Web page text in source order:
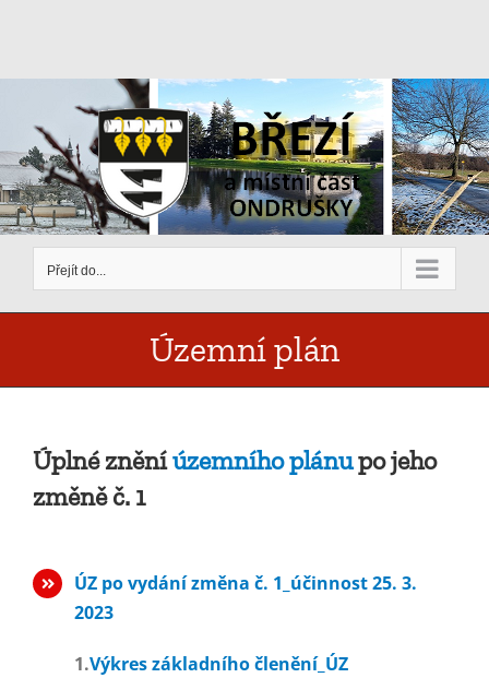
obsah
Přejít do...
Územní plán
Úplné zněníúzemního plánupo jeho
změně č. 1
ÚZ po vydání změna č. 1_účinnost 25. 3.
2023
1.Výkres základního členění_ÚZ